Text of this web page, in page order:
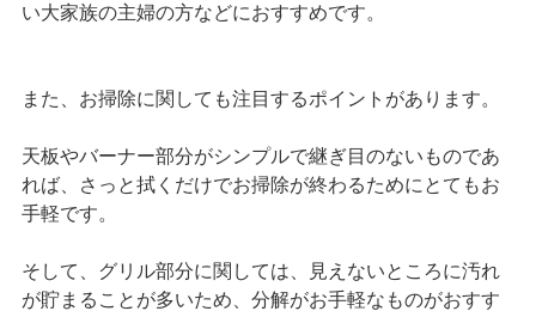
い大家族の主婦の方などにおすすめです。
また、お掃除に関しても注目するポイントがあります。
天板やバーナー部分がシンプルで継ぎ目のないものであ
れば、さっと拭くだけでお掃除が終わるためにとてもお
手軽です。
そして、グリル部分に関しては、見えないところに汚れ
が貯まることが多いため、分解がお手軽なものがおすす